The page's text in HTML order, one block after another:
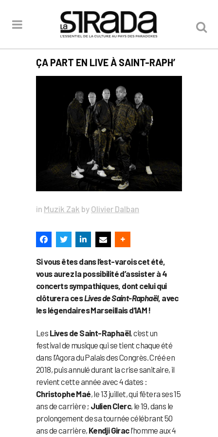
ÇA PART EN LIVE À SAINT-RAPH’
in Muzik Zak by Olivier Dalban
Si vous êtes dans l’est-varois cet été,
vous aurez la possibilité d’assister à 4
concerts sympathiques, dont celui qui
clôturera cesLives de Saint-Raphaël, avec
les légendaires Marseillais d’IAM !
Les Lives de Saint-Raphaël, c’est un
festival de musique qui se tient chaque été
dans l’Agora du Palais des Congrès. Créé en
2018, puis annulé durant la crise sanitaire, il
revient cette année avec 4 dates :
Christophe Maé, le 13 juillet, qui fêtera ses 15
ans de carrière ; Julien Clerc, le 19, dans le
prolongement de sa tournée célébrant 50
ans de carrière, Kendji Giracl’homme aux 4